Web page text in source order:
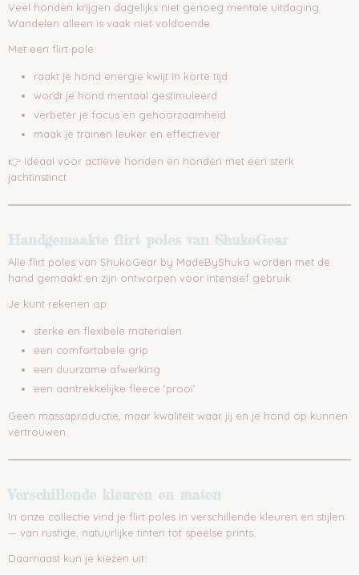
Veel honden krijgen dagelijks niet genoeg mentale uitdaging.
Wandelen alleen is vaak niet voldoende.
Met een flirt pole:
raakt je hond energie kwijt in korte tijd
wordt je hond mentaal gestimuleerd
verbeter je focus en gehoorzaamheid
maak je trainen leuker en effectiever
👉 Ideaal voor actieve honden en honden met een sterk
jachtinstinct
Handgemaakte flirt poles van ShukoGear
Alle flirt poles van ShukoGear by MadeByShuko worden met de
hand gemaakt en zijn ontworpen voor intensief gebruik.
Je kunt rekenen op:
sterke en flexibele materialen
een comfortabele grip
een duurzame afwerking
een aantrekkelijke fleece ‘prooi’
Geen massaproductie, maar kwaliteit waar jij en je hond op kunnen
vertrouwen.
Verschillende kleuren en maten
In onze collectie vind je flirt poles in verschillende kleuren en stijlen
— van rustige, natuurlijke tinten tot speelse prints.
Daarnaast kun je kiezen uit: